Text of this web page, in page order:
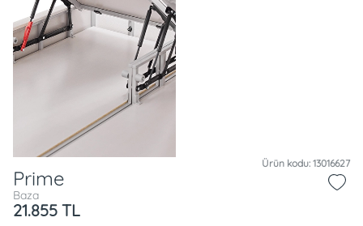
Ürün kodu: 13016627
Prime
Baza
21.855 TL